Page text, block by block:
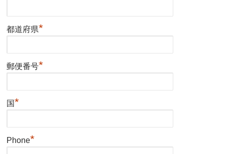
都道府県*
郵便番号*
国*
Phone*